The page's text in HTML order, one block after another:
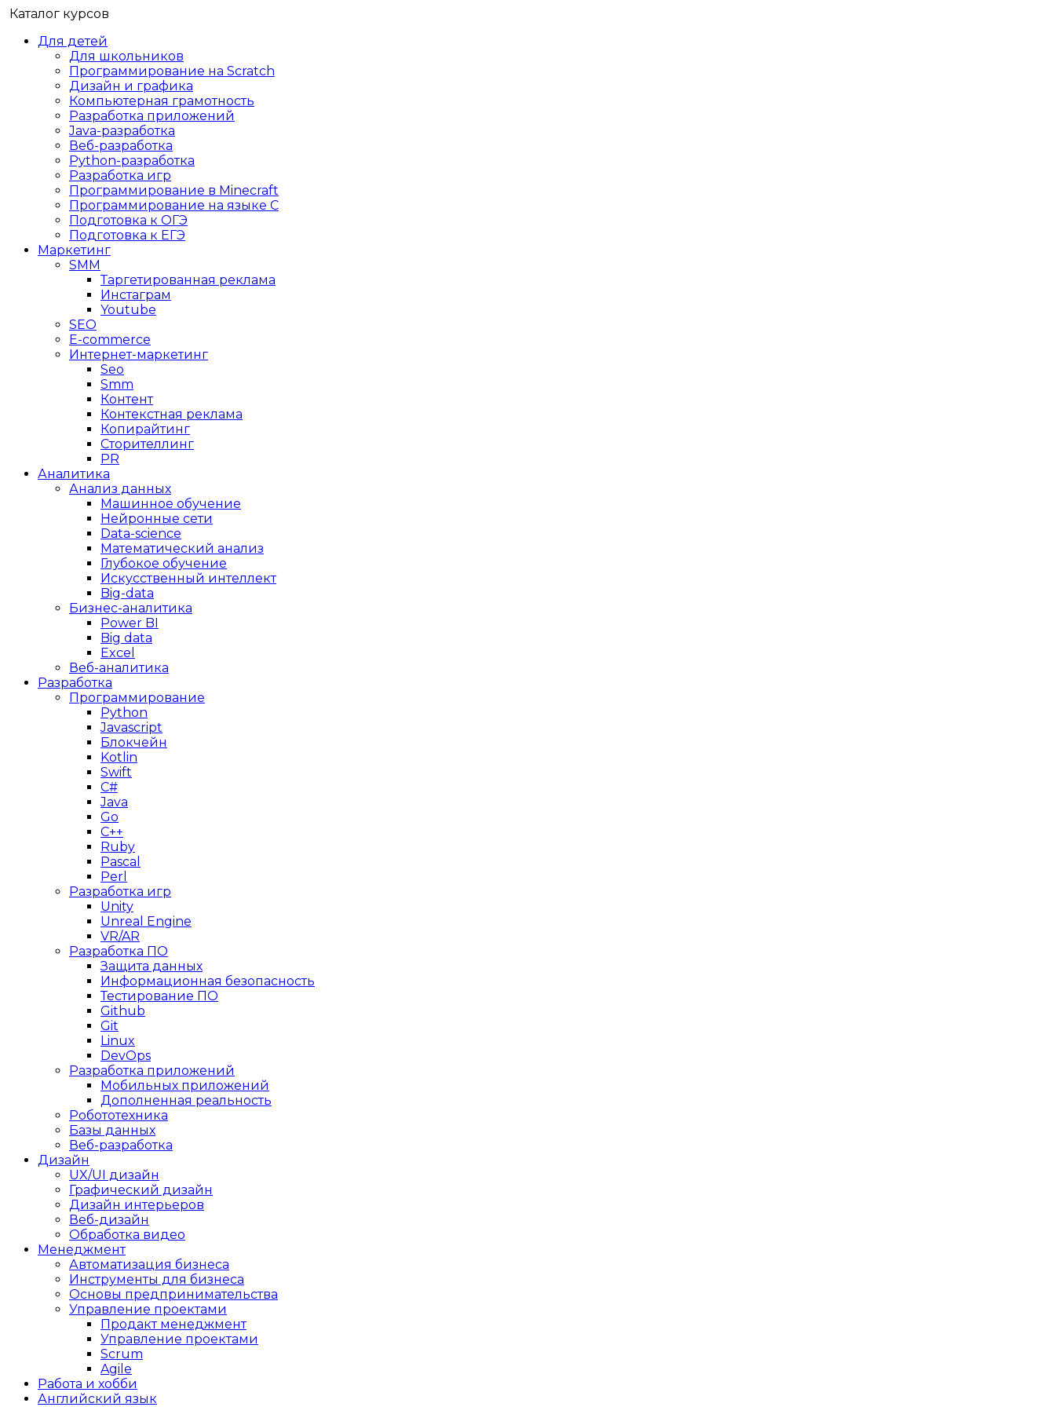
Каталог курсов
Для детей
Для школьников
Программирование на Scratch
Дизайн и графика
Компьютерная грамотность
Разработка приложений
Java-разработка
Веб-разработка
Python-разработка
Разработка игр
Программирование в Minecraft
Программирование на языке C
Подготовка к ОГЭ
Подготовка к ЕГЭ
Маркетинг
SMM
Таргетированная реклама
Инстаграм
Youtube
SEO
E-сommerce
Интернет-маркетинг
Seo
Smm
Контент
Контекстная реклама
Копирайтинг
Сторителлинг
PR
Аналитика
Анализ данных
Машинное обучение
Нейронные сети
Data-science
Математический анализ
Глубокое обучение
Искусственный интеллект
Big-data
Бизнес-аналитика
Power BI
Big data
Excel
Веб-аналитика
Разработка
Программирование
Python
Javascript
Блокчейн
Kotlin
Swift
C#
Java
Go
C++
Ruby
Pascal
Perl
Разработка игр
Unity
Unreal Engine
VR/AR
Разработка ПО
Защита данных
Информационная безопасность
Тестирование ПО
Github
Git
Linux
DevOps
Разработка приложений
Мобильных приложений
Дополненная реальность
Робототехника
Базы данных
Веб-разработка
Дизайн
UX/UI дизайн
Графический дизайн
Дизайн интерьеров
Веб-дизайн
Обработка видео
Менеджмент
Автоматизация бизнеса
Инструменты для бизнеса
Основы предпринимательства
Управление проектами
Продакт менеджмент
Управление проектами
Scrum
Agile
Работа и хобби
Английский язык